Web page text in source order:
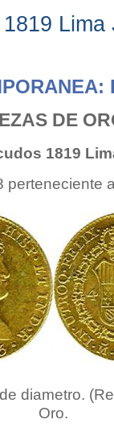
Lima
DE
1819
perteneciente
diametro.
Oro.